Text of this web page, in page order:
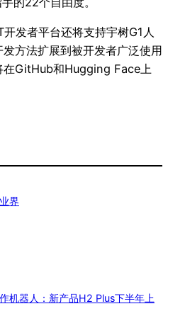
发者平台还将支持宇树G1人
方法扩展到被开发者广泛使用
在GitHub和Hugging Face上
业界
机器人：新产品H2 Plus下半年上